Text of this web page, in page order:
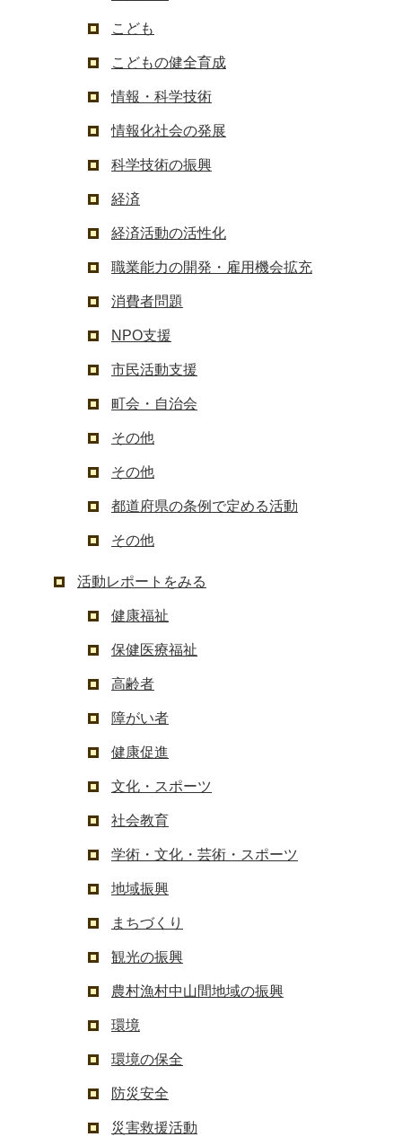
こども
こどもの健全育成
情報・科学技術
情報化社会の発展
科学技術の振興
経済
経済活動の活性化
職業能力の開発・雇用機会拡充
消費者問題
NPO支援
市民活動支援
町会・自治会
その他
その他
都道府県の条例で定める活動
その他
活動レポートをみる
健康福祉
保健医療福祉
高齢者
障がい者
健康促進
文化・スポーツ
社会教育
学術・文化・芸術・スポーツ
地域振興
まちづくり
観光の振興
農村漁村中山間地域の振興
環境
環境の保全
防災安全
災害救援活動